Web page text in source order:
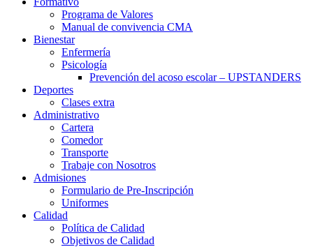
Programa de Valores
Manual de convivencia CMA
Bienestar
Enfermería
Psicología
Prevención del acoso escolar – UPSTANDERS
Deportes
Clases extra
Administrativo
Cartera
Comedor
Transporte
Trabaje con Nosotros
Admisiones
Formulario de Pre-Inscripción
Uniformes
Calidad
Política de Calidad
Objetivos de Calidad